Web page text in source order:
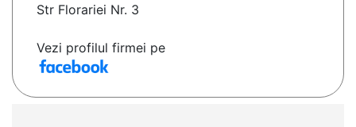
Str Florariei Nr. 3
Vezi profilul firmei pe